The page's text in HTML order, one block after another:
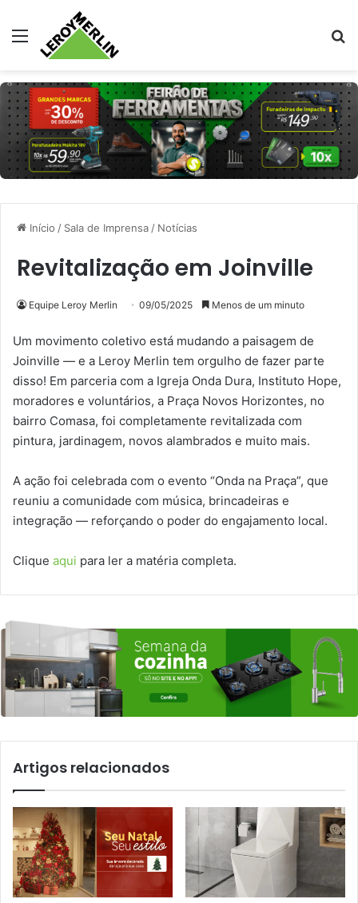
Menu
Início / Sala de Imprensa/ Notícias
Revitalização em Joinville
Equipe Leroy Merlin 09/05/2025 Menos de um minuto
Um movimento coletivo está mudando a paisagem de
Joinville — e a Leroy Merlin tem orgulho de fazer parte
disso! Em parceria com a Igreja Onda Dura, Instituto Hope,
moradores e voluntários, a Praça Novos Horizontes, no
bairro Comasa, foi completamente revitalizada com
pintura, jardinagem, novos alambrados e muito mais.
A ação foi celebrada com o evento “Onda na Praça”, que
reuniu a comunidade com música, brincadeiras e
integração — reforçando o poder do engajamento local.
Clique aqui para ler a matéria completa.
Artigos relacionados